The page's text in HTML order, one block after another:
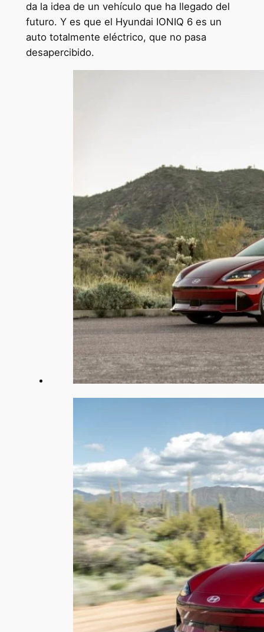
da la idea de un vehículo que ha llegado del
futuro. Y es que el Hyundai IONIQ 6 es un
auto totalmente eléctrico, que no pasa
desapercibido.